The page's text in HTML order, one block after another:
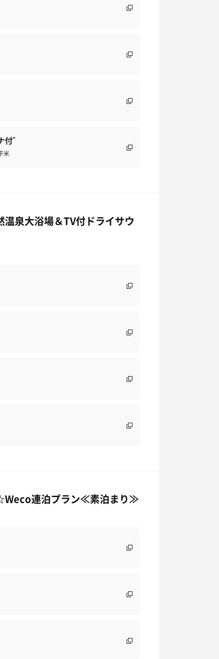
゛
米
泉大浴場＆TV付ドライサウ
連泊プラン≪素泊まり≫